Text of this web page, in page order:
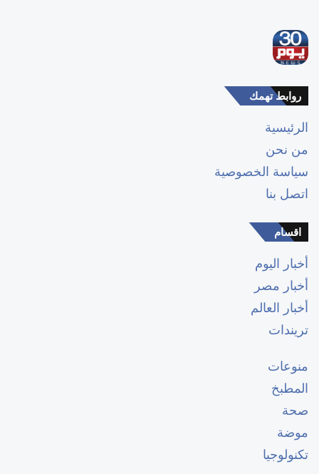
روابط تهمك
الرئيسية
من نحن
سياسة الخصوصية
اتصل بنا
اقسام
أخبار اليوم
أخبار مصر
أخبار العالم
تريندات
منوعات
المطبخ
صحة
موضة
تكنولوجيا